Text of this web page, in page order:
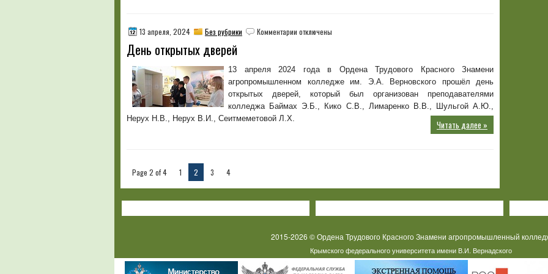
13 апреля, 2024 Без рубрики Комментарии к
дверей
отключены
День открытых дверей
13 апреля 2024 года в Ордена Трудового Красного Знамени
агропромышленном колледже им. Э.А. Верновского прошёл день
открытых дверей, который был организован преподавателями
колледжа Баймах Э.Б., Кико С.В., Лимаренко В.В., Шульгой А.Ю.,
Нерух Н.В., Нерух В.И., Сеитмеметовой Л.Х.
Читать далее »
Page 2 of 4 1 2 3 4
2015-2026 © Ордена Трудового Красного Знамени агропромышленный
Крымского федерального университета имени В.И. Вернадского